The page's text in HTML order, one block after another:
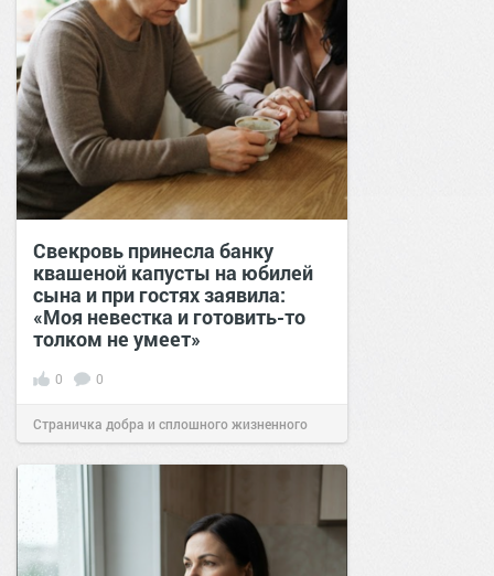
Свекровь принесла банку
квашеной капусты на юбилей
сына и при гостях заявила:
«Моя невестка и готовить-то
толком не умеет»
0 0
Страничка добра и сплошного жизненного
позитива!00:2807 авг 2026